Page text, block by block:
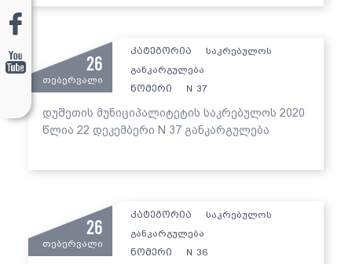
26
თებერვალი
კატეგორია
საკრებულოს
განკარგულება
ნომერი
N 37
დუშეთის მუნიციპალიტეტის საკრებულოს 2020
წლია 22 დეკემბერი N 37 განკარგულება
26
თებერვალი
კატეგორია
საკრებულოს
განკარგულება
ნომერი
N 36